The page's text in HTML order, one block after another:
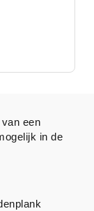
een
in de